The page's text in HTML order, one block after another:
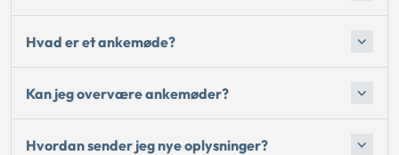
Hvad er et ankemøde?
Kan jeg overvære ankemøder?
Hvordan sender jeg nye oplysninger?